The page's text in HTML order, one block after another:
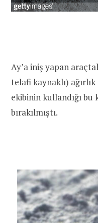
Ay’a iniş yapan
telafi kaynaklı)
ekibinin kullandığı
bırakılmıştı.